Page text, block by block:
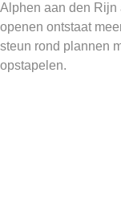
Alphen aan den Rijn
openen ontstaat
steun rond plannen
opstapelen.